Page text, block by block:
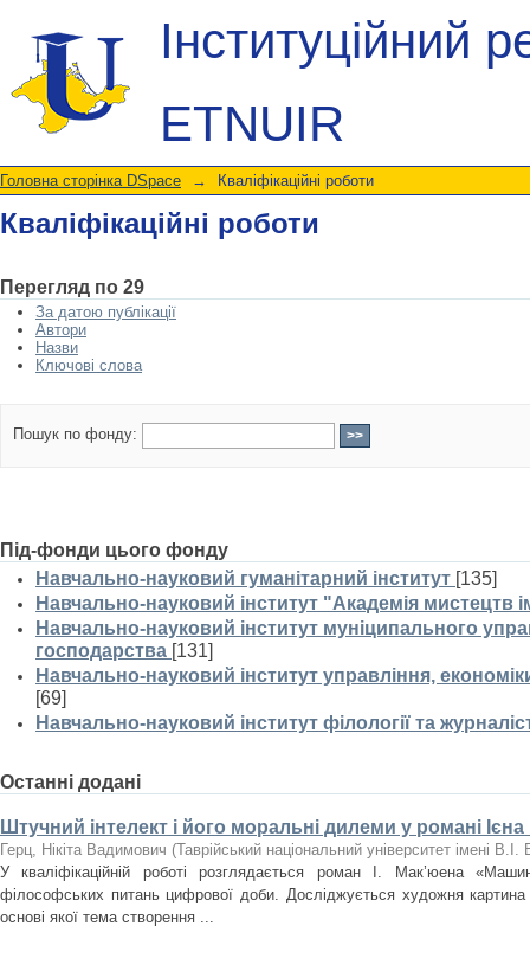
Інституційний
ETNUIR
Кваліфікаційні роботи
Головна сторінка DSpace → Кваліфікаційні роботи
Кваліфікаційні роботи
Перегляд по 29
За датою публікації
Автори
Назви
Ключові слова
Пошук по фонду:
Під-фонди цього фонду
Навчально-науковий гуманітарний інститут [135]
Навчально-науковий інститут "Академія мистецтв
Навчально-науковий інститут муніципального
господарства [131]
Навчально-науковий інститут управління,
[69]
Навчально-науковий інститут філології та
Останні додані
Штучний інтелект і його моральні дилеми у романі
Герц, Нікіта Вадимович (Таврійський національний університет імені В.І.
У кваліфікаційній роботі розглядається роман І. Мак’юена
філософських питань цифрової доби. Досліджується художня картина
основі якої тема створення ...